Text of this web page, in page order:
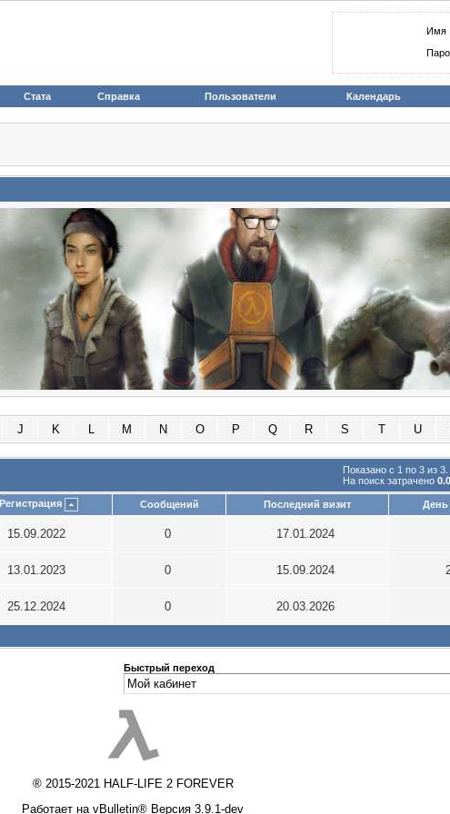
Имя
Стата Справка Пользователи Календарь
J K L M N O P Q R S T U
Показано с 1 по 3 из 3.
На поиск затрачено
Регистрация Сообщений Последний визит День
15.09.2022 0 17.01.2024
13.01.2023 0 15.09.2024
25.12.2024 0 20.03.2026
Быстрый переход
® 2015-2021 HALF-LIFE 2 FOREVER
Работает на vBulletin® Версия 3.9.1-dev